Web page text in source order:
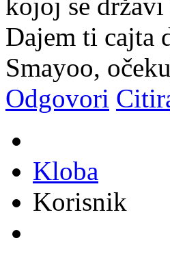
Dajem ti cajta
Smayoo,
Odgovori
Kloba
Korisnik